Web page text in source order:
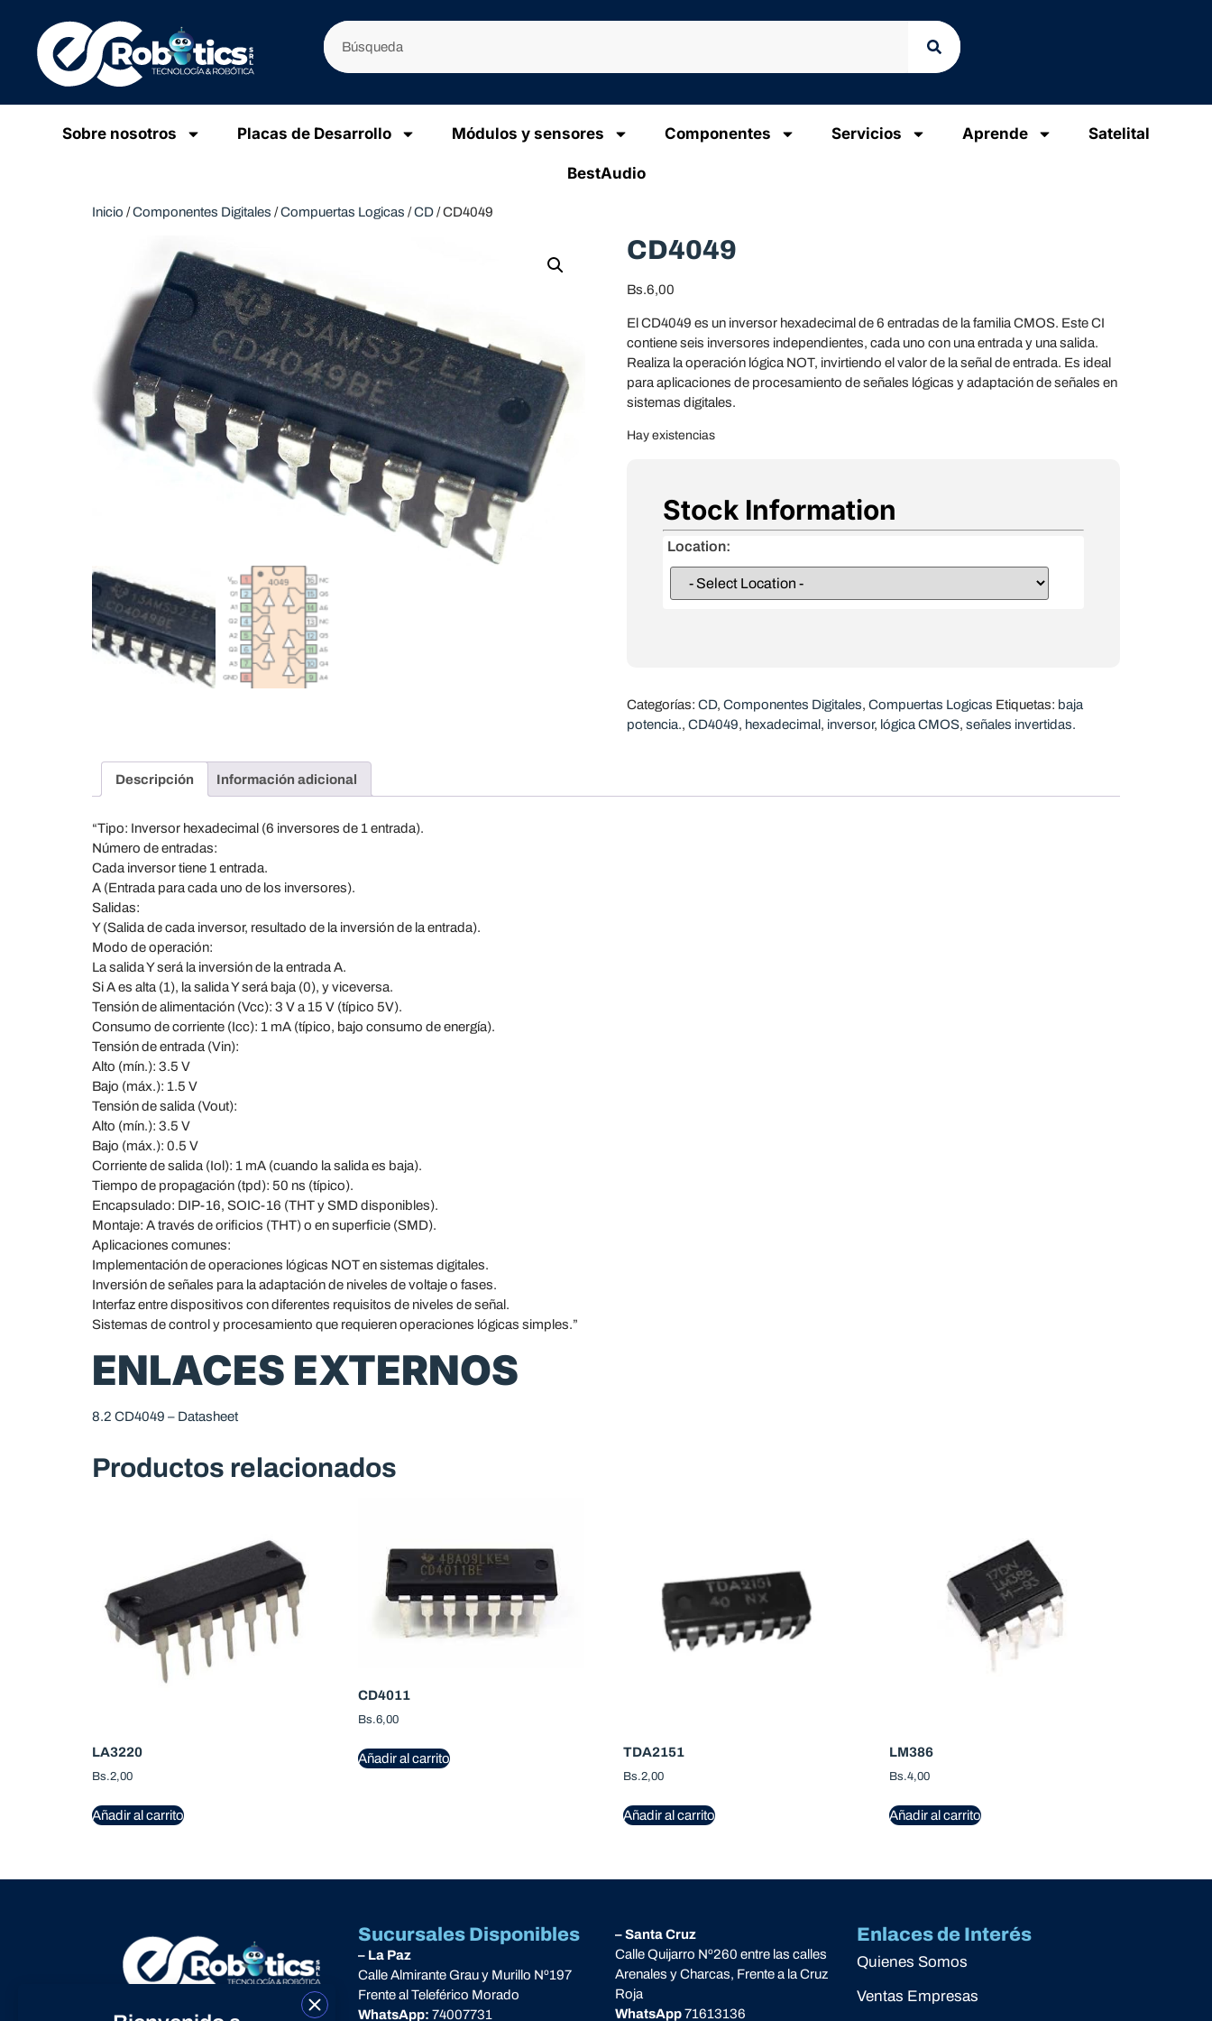
Sobre nosotros Placas de Desarrollo Módulos y sensores Componentes Servicios Aprende Satelital
BestAudio
Inicio /Componentes Digitales /Compuertas Logicas /CD/ CD4049
CD4049
Bs.6,00
El CD4049 es un inversor hexadecimal de 6 entradas de la familia CMOS. Este CI
contiene seis inversores independientes, cada uno con una entrada y una salida.
Realiza la operación lógica NOT, invirtiendo el valor de la señal de entrada. Es ideal
para aplicaciones de procesamiento de señales lógicas y adaptación de señales en
sistemas digitales.
Hay existencias
Stock Information
Location:
Categorías: CD, Componentes Digitales, Compuertas Logicas Etiquetas: baja
potencia., CD4049, hexadecimal, inversor, lógica CMOS, señales invertidas.
Descripción Información adicional
“Tipo: Inversor hexadecimal (6 inversores de 1 entrada).
Número de entradas:
Cada inversor tiene 1 entrada.
A (Entrada para cada uno de los inversores).
Salidas:
Y (Salida de cada inversor, resultado de la inversión de la entrada).
Modo de operación:
La salida Y será la inversión de la entrada A.
Si A es alta (1), la salida Y será baja (0), y viceversa.
Tensión de alimentación (Vcc): 3 V a 15 V (típico 5V).
Consumo de corriente (Icc): 1 mA (típico, bajo consumo de energía).
Tensión de entrada (Vin):
Alto (mín.): 3.5 V
Bajo (máx.): 1.5 V
Tensión de salida (Vout):
Alto (mín.): 3.5 V
Bajo (máx.): 0.5 V
Corriente de salida (Iol): 1 mA (cuando la salida es baja).
Tiempo de propagación (tpd): 50 ns (típico).
Encapsulado: DIP-16, SOIC-16 (THT y SMD disponibles).
Montaje: A través de orificios (THT) o en superficie (SMD).
Aplicaciones comunes:
Implementación de operaciones lógicas NOT en sistemas digitales.
Inversión de señales para la adaptación de niveles de voltaje o fases.
Interfaz entre dispositivos con diferentes requisitos de niveles de señal.
Sistemas de control y procesamiento que requieren operaciones lógicas simples.”
ENLACES EXTERNOS
8.2 CD4049 – Datasheet
Productos relacionados
LA3220
Bs.2,00
Añadir al carrito
CD4011
Bs.6,00
Añadir al carrito TDA2151
Bs.2,00
Añadir al carrito
LM386
Bs.4,00
Añadir al carrito
Nos especializamos en la importación
Sucursales Disponibles
– La Paz
Calle Almirante Grau y Murillo Nº197
Frente al Teleférico Morado
WhatsApp: 74007731
– Santa Cruz
Calle Quijarro Nº260 entre las calles
Arenales y Charcas, Frente a la Cruz
Roja
WhatsApp71613136
Enlaces de Interés
Quienes Somos
Ventas Empresas